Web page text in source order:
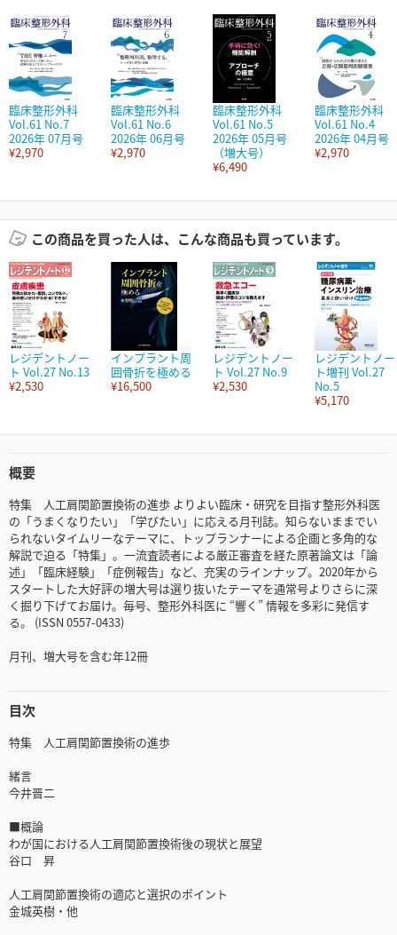
臨床整形外科
Vol.61 No.7
2026年 07月号
¥2,970
臨床整形外科
Vol.61 No.6
2026年 06月号
¥2,970
臨床整形外科
Vol.61 No.5
2026年 05月号
（増大号）
¥6,490
臨床整形外科
Vol.61 No.4
2026年 04月号
¥2,970
この商品を買った人は、こんな商品も買っています。
レジデントノー
ト Vol.27 No.13
¥2,530
インプラント周
囲骨折を極める
¥16,500
レジデントノー
ト Vol.27 No.9
¥2,530
レジデントノー
ト増刊 Vol.27
No.5
¥5,170
概要
特集 人工肩関節置換術の進歩 よりよい臨床・研究を目指す整形外科医
の「うまくなりたい」「学びたい」に応える月刊誌。知らないままでい
られないタイムリーなテーマに、トップランナーによる企画と多角的な
解説で迫る「特集」。一流査読者による厳正審査を経た原著論文は「論
述」「臨床経験」「症例報告」など、充実のラインナップ。2020年から
スタートした大好評の増大号は選り抜いたテーマを通常号よりさらに深
く掘り下げてお届け。毎号、整形外科医に “響く” 情報を多彩に発信す
る。 (ISSN 0557-0433)
月刊、増大号を含む年12冊
目次
特集 人工肩関節置換術の進歩
緒言
今井晋二
■概論
わが国における人工肩関節置換術後の現状と展望
谷口 昇
人工肩関節置換術の適応と選択のポイント
金城英樹・他